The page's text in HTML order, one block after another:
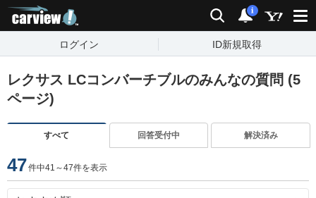
検索 通知
i
ログイン ID新規取得
レクサス LCコンバーチブルのみんなの質問 (5
ページ)
すべて 回答受付中 解決済み
47件中41～47件を表示